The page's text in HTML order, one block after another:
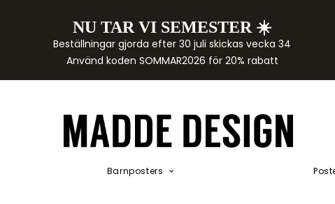
NU TAR VI SEMESTER ☀️
Beställningar gjorda efter 30 juli skickas vecka 34
Använd koden SOMMAR2026 för 20% rabatt
Barnposters
Akvarellposters